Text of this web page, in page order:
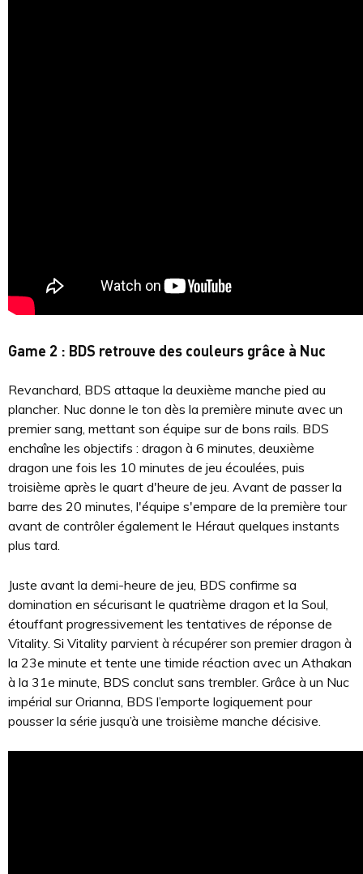
Game 2 : BDS retrouve des couleurs grâce à Nuc
Revanchard, BDS attaque la deuxième manche pied au
plancher. Nuc donne le ton dès la première minute avec un
premier sang, mettant son équipe sur de bons rails. BDS
enchaîne les objectifs : dragon à 6 minutes, deuxième
dragon une fois les 10 minutes de jeu écoulées, puis
troisième après le quart d'heure de jeu. Avant de passer la
barre des 20 minutes, l'équipe s'empare de la première tour
avant de contrôler également le Héraut quelques instants
plus tard.
Juste avant la demi-heure de jeu, BDS confirme sa
domination en sécurisant le quatrième dragon et la Soul,
étouffant progressivement les tentatives de réponse de
Vitality. Si Vitality parvient à récupérer son premier dragon à
la 23e minute et tente une timide réaction avec un Athakan
à la 31e minute, BDS conclut sans trembler. Grâce à un Nuc
impérial sur Orianna, BDS l’emporte logiquement pour
pousser la série jusqu’à une troisième manche décisive.